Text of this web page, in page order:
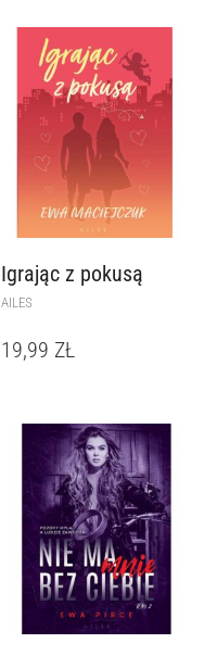
Igrając z pokusą
AILES
19,99 ZŁ